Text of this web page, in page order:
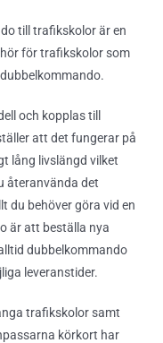
till trafikskolor är en
för trafikskolor som
och kopplas till
att det fungerar på
lång livslängd vilket
återanvända det
du behöver göra vid en
är att beställa nya
dubbelkommando
leveranstider.
trafikskolor samt
körkort har